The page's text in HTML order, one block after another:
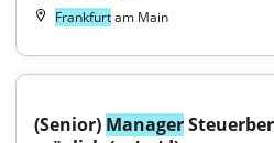
Frankfurtam Main
(Senior) Manager